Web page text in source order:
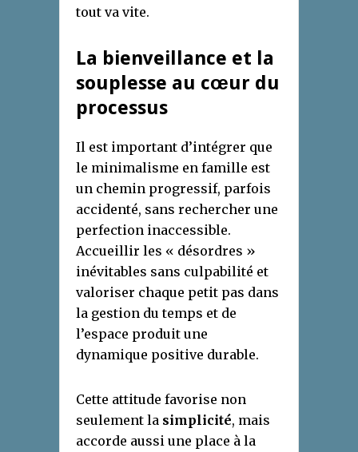
tout va vite.
La bienveillance et la
souplesse au cœur du
processus
Il est important d’intégrer que
le minimalisme en famille est
un chemin progressif, parfois
accidenté, sans rechercher une
perfection inaccessible.
Accueillir les « désordres »
inévitables sans culpabilité et
valoriser chaque petit pas dans
la gestion du temps et de
l’espace produit une
dynamique positive durable.
Cette attitude favorise non
seulement la simplicité, mais
accorde aussi une place à la